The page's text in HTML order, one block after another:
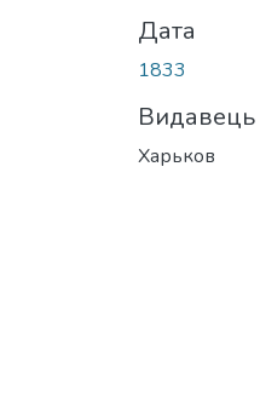
Дата
1833
Видавець
Xарьков